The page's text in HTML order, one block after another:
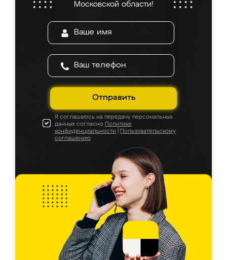
Московской области!
Отправить
Я соглашаюсь на передачу персональных
данных согласно Политике
конфиденциальности
Пользовательскому
соглашению